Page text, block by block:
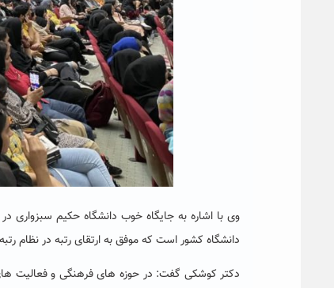
دانشگاه کشور است که موفق به ارتقای رتبه در نظام
دکتر کوشکی گفت: در حوزه های فرهنگی و فعالیت